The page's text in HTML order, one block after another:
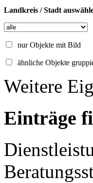
Landkreis / Stadt
nur Objekte mit Bild
ähnliche Objekte
Weitere
Einträge